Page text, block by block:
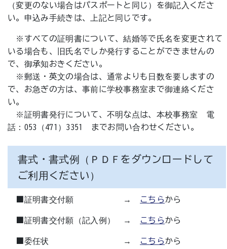
（変更のない場合はパスポートと同じ）を御記入くださ
い。申込み手続きは、上記と同じです。
※すべての証明書について、結婚等で氏名を変更されて
いる場合も、旧氏名でしか発行することができませんの
で、御承知おきください。
※郵送・英文の場合は、通常よりも日数を要しますの
で、お急ぎの方は、事前に学校事務室まで御連絡くださ
い。
※証明書発行について、不明な点は、本校事務室 電
話：053（471）3351 までお問い合わせください。
書式・書式例（ＰＤＦをダウンロードして
ご利用ください）
■証明書交付願 → こちらから
■証明書交付願（記入例） → こちらから
■委任状 → こちらから